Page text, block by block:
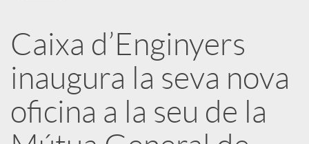
r
x
Caixa d’Enginyers
inaugura la seva nova
oficina a la seu de la